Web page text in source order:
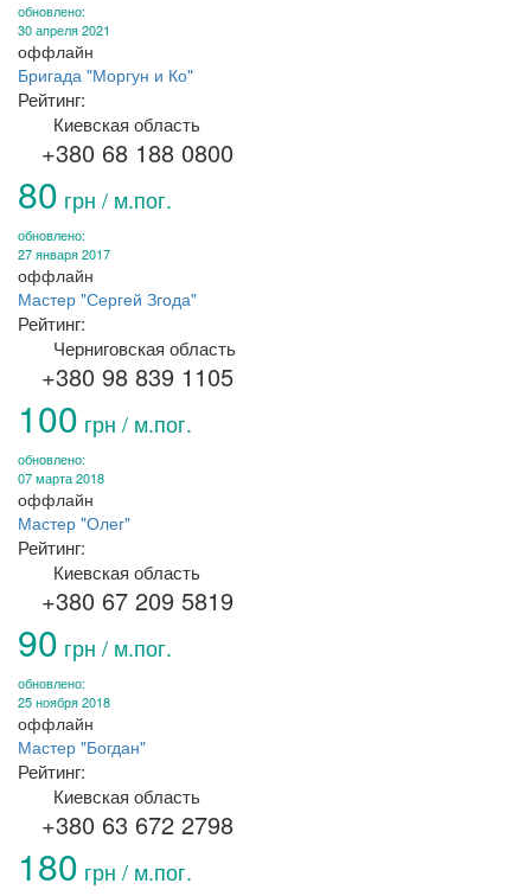
обновлено:
30 апреля 2021
оффлайн
Бригада "Моргун и Ко"
Рейтинг:
Киевская область
+380 68 188 0800
80 грн / м.пог.
обновлено:
27 января 2017
оффлайн
Мастер "Сергей Згода"
Рейтинг:
Черниговская область
+380 98 839 1105
100 грн / м.пог.
обновлено:
07 марта 2018
оффлайн
Мастер "Олег"
Рейтинг:
Киевская область
+380 67 209 5819
90 грн / м.пог.
обновлено:
25 ноября 2018
оффлайн
Мастер "Богдан"
Рейтинг:
Киевская область
+380 63 672 2798
180 грн / м.пог.